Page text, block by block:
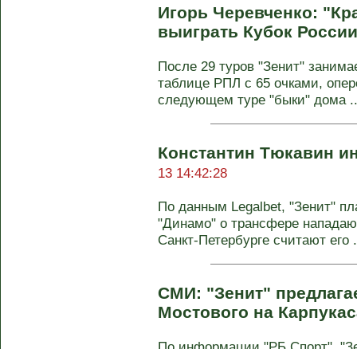
Игорь Черевченко:
выиграть Кубок
После 29 туров "Зенит"
таблице РПЛ с 65 очками,
следующем туре "быки" дома
Константин Тюкавин
13 14:42:28
По данным Legalbet, "Зенит"
"Динамо" о трансфере
Санкт-Петербурге считают его
СМИ: "Зенит"
Мостового на